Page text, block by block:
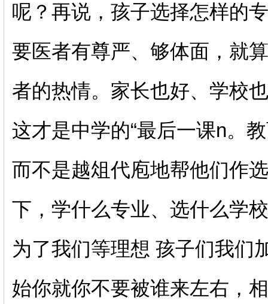
呢？再说，孩子选择怎样的
要医者有尊严、够体面，就
者的热情。家长也好、学校
这才是中学的“最后一课n。
而不是越俎代庖地帮他们作
下，学什么专业、选什么学
为了我们等理想 孩子们我们
始你就你不要被谁来左右，